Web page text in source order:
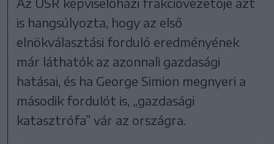
is hangsúlyozta, hogy az első
elnökválasztási forduló eredményének
már láthatók az azonnali gazdasági
hatásai, és ha George Simion megnyeri a
második fordulót is, „gazdasági
katasztrófa” vár az országra.